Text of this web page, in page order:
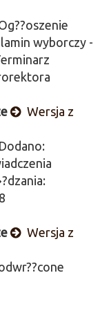
wyborczy -
Wersja z
Wersja z